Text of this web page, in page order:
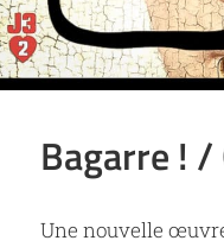
Bagarre ! /
Une nouvelle